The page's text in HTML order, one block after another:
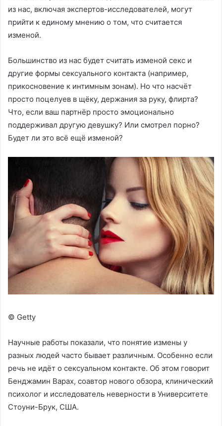
из нас, включая экспертов-исследователей, могут
прийти к единому мнению о том, что считается
изменой.
Большинство из нас будет считать изменой секс и
другие формы сексуального контакта (например,
прикосновение к интимным зонам). Но что насчёт
просто поцелуев в щёку, держания за руку, флирта?
Что, если ваш партнёр просто эмоционально
поддерживал другую девушку? Или смотрел порно?
Будет ли это всё ещё изменой?
© Getty
Научные работы показали, что понятие измены у
разных людей часто бывает различным. Особенно если
речь не идёт о сексуальном контакте. Об этом говорит
Бенджамин Варах, соавтор нового обзора, клинический
психолог и исследователь неверности в Университете
Стоуни-Брук, США.